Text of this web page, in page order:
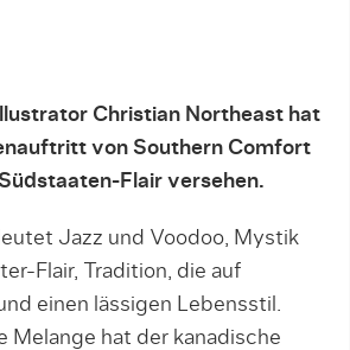
Christian Northeast hat
von Southern Comfort
Flair versehen.
Jazz und Voodoo, Mystik
Flair, Tradition, die auf
einen lässigen Lebensstil.
Melange hat der kanadische